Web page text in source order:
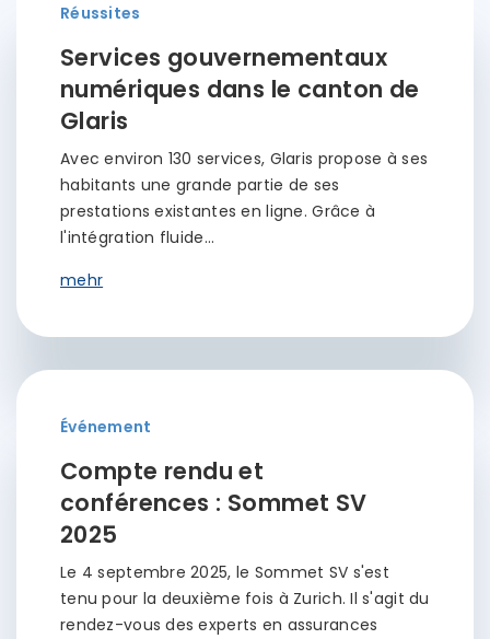
Réussites
Services gouvernementaux
numériques dans le canton de
Glaris
Avec environ 130 services, Glaris propose à ses
habitants une grande partie de ses
prestations existantes en ligne. Grâce à
l'intégration fluide…
mehr
Événement
Compte rendu et
conférences : Sommet SV
2025
Le 4 septembre 2025, le Sommet SV s'est
tenu pour la deuxième fois à Zurich. Il s'agit du
rendez-vous des experts en assurances